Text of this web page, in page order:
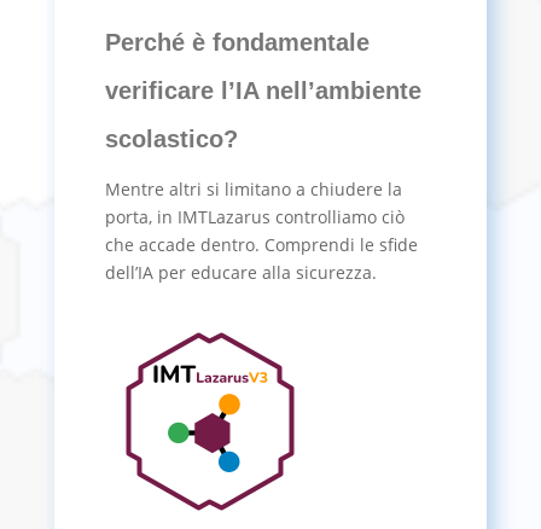
Perché è fondamentale
verificare l’IA nell’ambiente
scolastico?
Mentre altri si limitano a chiudere la
porta, in IMTLazarus controlliamo ciò
che accade dentro. Comprendi le sfide
dell’IA per educare alla sicurezza.